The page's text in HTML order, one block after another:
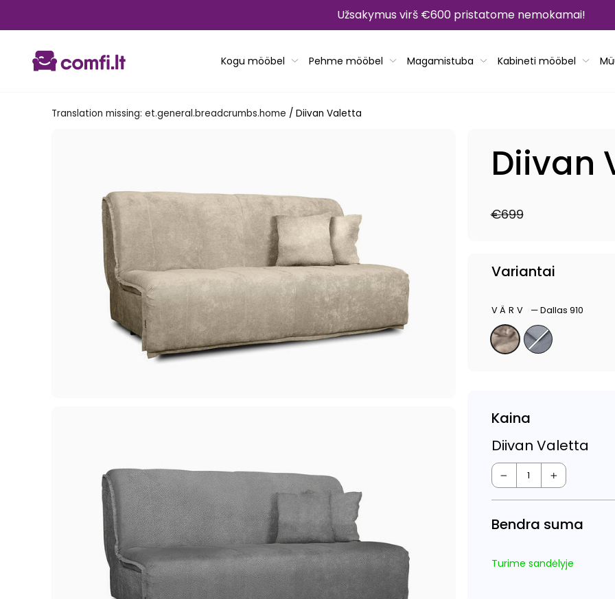
Užsakymus virš €600 pristatome nemokamai!
Kogu mööbel Pehme mööbel Magamistuba Kabineti mööbel
Translation missing: et.general.breadcrumbs.home / Diivan Valetta
Diivan
€699
Variantai
VÄRV —Dallas 910
Kaina
Diivan Valetta
− +
Bendra suma
Turime sandėlyje